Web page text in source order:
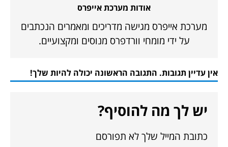
אודות מערכת אייפרס
מערכת אייפרס מגישה מדריכים ומאמרים הנכתבים
על ידי מומחי וורדפרס מנוסים ומקצועיים.
אין עדיין תגובות. התגובה הראשונה יכולה להיות שלך!
יש לך מה להוסיף?
כתובת המייל שלך לא תפורסם